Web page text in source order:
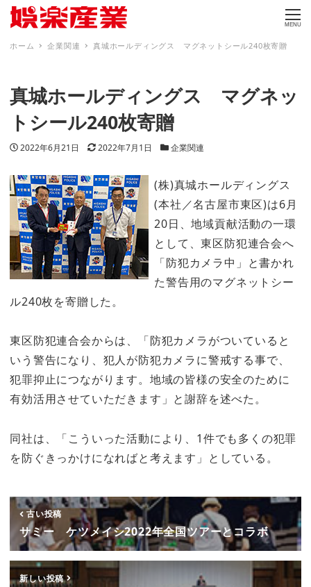
MENU
ホーム 企業関連 真城ホールディングス マグネットシール240枚寄贈
真城ホールディングス マグネッ
トシール240枚寄贈
投稿日
2022年6月21日 更新日
2022年7月1日 カテゴリー
企業関連
(株)真城ホールディングス
(本社／名古屋市東区)は6月
20日、地域貢献活動の一環
として、東区防犯連合会へ
「防犯カメラ中」と書かれ
た警告用のマグネットシー
ル240枚を寄贈した。
東区防犯連合会からは、「防犯カメラがついていると
いう警告になり、犯人が防犯カメラに警戒する事で、
犯罪抑止につながります。地域の皆様の安全のために
有効活用させていただきます」と謝辞を述べた。
同社は、「こういった活動により、1件でも多くの犯罪
を防ぐきっかけになればと考えます」としている。
古い投稿
サミー ケツメイシ2022年全国ツアーとコラボ
新しい投稿